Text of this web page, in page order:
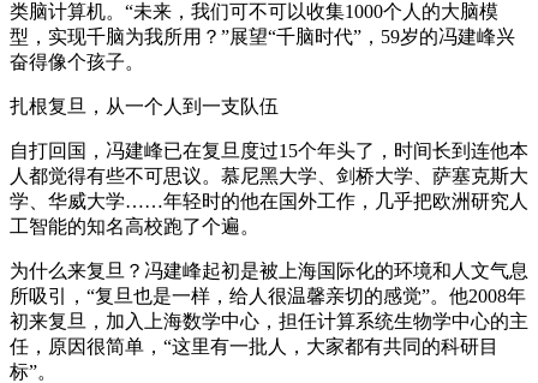
类脑计算机。“未来，我们可不可以收集1000个人的大脑模
型，实现千脑为我所用？”展望“千脑时代”，59岁的冯建峰兴
奋得像个孩子。
扎根复旦，从一个人到一支队伍
自打回国，冯建峰已在复旦度过15个年头了，时间长到连他本
人都觉得有些不可思议。慕尼黑大学、剑桥大学、萨塞克斯大
学、华威大学……年轻时的他在国外工作，几乎把欧洲研究人
工智能的知名高校跑了个遍。
为什么来复旦？冯建峰起初是被上海国际化的环境和人文气息
所吸引，“复旦也是一样，给人很温馨亲切的感觉”。他2008年
初来复旦，加入上海数学中心，担任计算系统生物学中心的主
任，原因很简单，“这里有一批人，大家都有共同的科研目
标”。